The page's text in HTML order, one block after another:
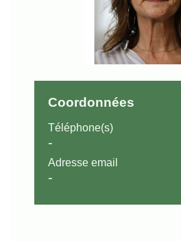
Coordonnées
Téléphone(s)
-
Adresse email
-